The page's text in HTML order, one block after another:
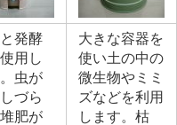
発酵
用し
虫が
づら
肥が
大きな容器を
使い土の中の
微生物やミミ
ズなどを利用
します。枯